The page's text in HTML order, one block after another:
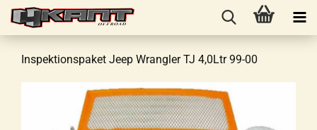
Inspektionspaket Jeep Wrangler TJ 4,0Ltr 99-00